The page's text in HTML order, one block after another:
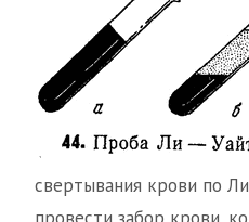
свертывания крови по